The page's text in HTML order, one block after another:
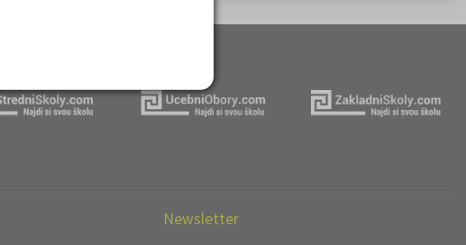
Newsletter